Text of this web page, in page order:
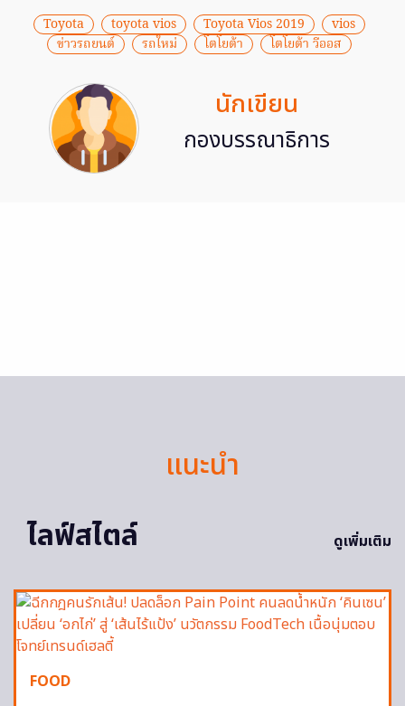
Toyota toyota vios Toyota Vios 2019
vios
ข่าวรถยนต์
รถใหม่ โตโยต้า โตโยต้า วีออส
นักเขียน
กองบรรณาธิการ
แนะนำ
ไลฟ์สไตล์
ดูเพิ่มเติม
FOOD